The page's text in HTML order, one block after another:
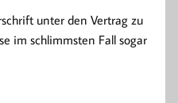
unter den Vertrag zu
im schlimmsten Fall sogar